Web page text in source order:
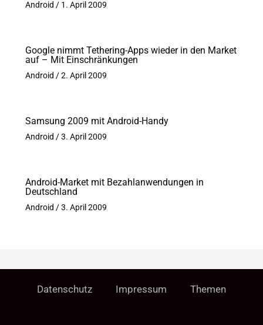
Android / 1. April 2009
Google nimmt Tethering-Apps wieder in den Market
auf – Mit Einschränkungen
Android /2. April 2009
Samsung 2009 mit Android-Handy
Android /3. April 2009
Android-Market mit Bezahlanwendungen in
Deutschland
Android /3. April 2009
Datenschutz Impressum Themen